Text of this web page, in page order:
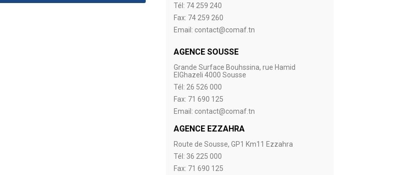
Tél: 74 259 240
Fax: 74 259 260
Email: contact@comaf.tn
AGENCE SOUSSE
Grande Surface Bouhssina, rue Hamid
ElGhazeli 4000 Sousse
Tél: 26 526 000‬
Fax: 71 690 125
Email: contact@comaf.tn
AGENCE EZZAHRA
Route de Sousse, GP1 Km11 Ezzahra
Tél: 36 225 000‬
Fax: 71 690 125